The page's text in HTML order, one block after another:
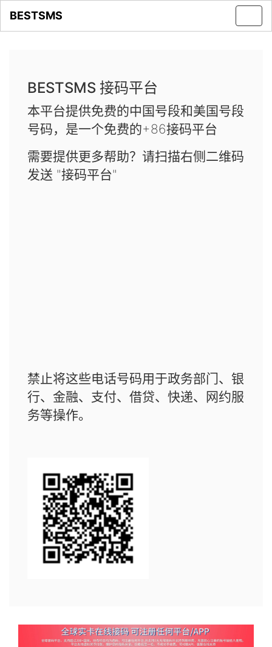
BESTSMS
BESTSMS 接码平台
本平台提供免费的中国号段和美国号段
号码，是一个免费的+86接码平台
需要提供更多帮助？请扫描右侧二维码
发送 "接码平台"
禁止将这些电话号码用于政务部门、银
行、金融、支付、借贷、快递、网约服
务等操作。